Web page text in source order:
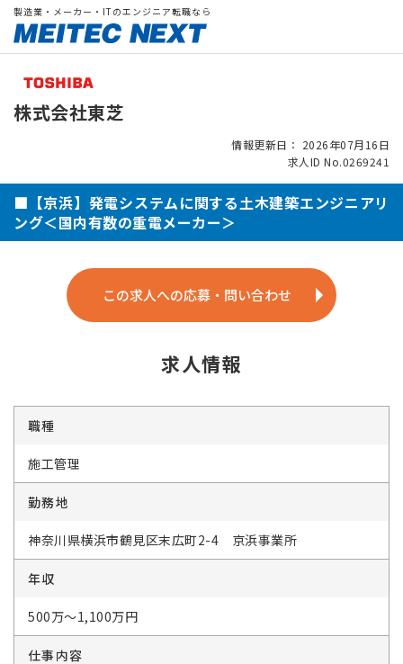
製造業・メーカー・ITのエンジニア転職なら
株式会社東芝
情報更新日： 2026年07月16日
求人ID No.0269241
■【京浜】発電システムに関する土木建築エンジニアリ
ング＜国内有数の重電メーカー＞
この求人への応募・問い合わせ
求人情報
職種
施工管理
勤務地
神奈川県横浜市鶴見区末広町2-4 京浜事業所
年収
500万～1,100万円
仕事内容